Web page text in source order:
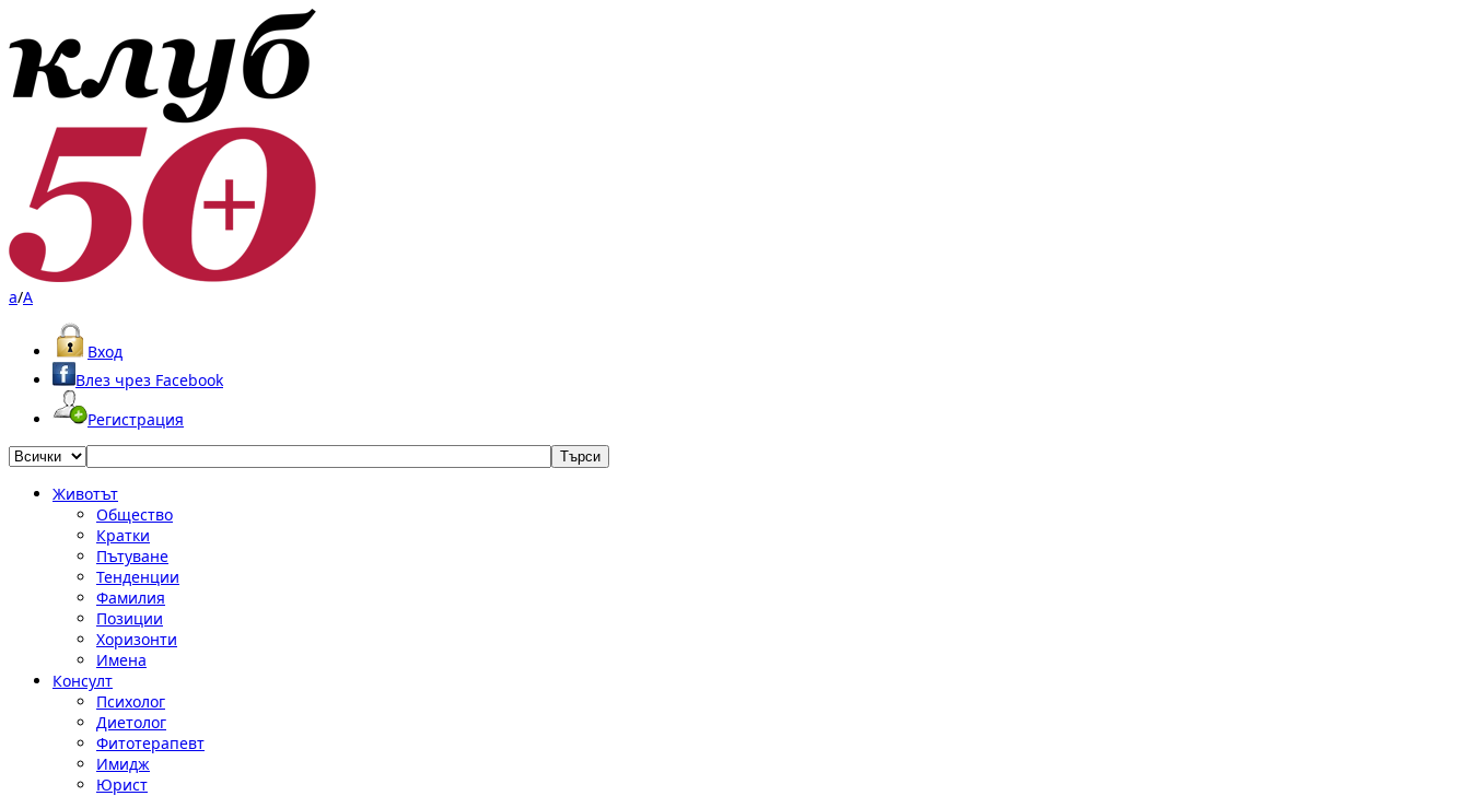
a/A
Вход
Влез чрез Facebook
Регистрация
Животът
Общество
Кратки
Пътуване
Тенденции
Фамилия
Позиции
Хоризонти
Имена
Консулт
Психолог
Диетолог
Фитотерапевт
Имидж
Юрист